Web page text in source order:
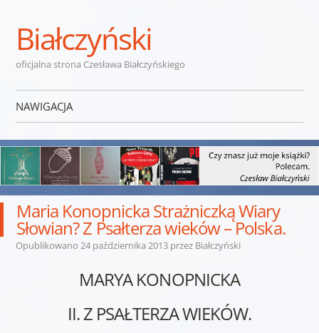
Białczyński
oficjalna strona Czesława Białczyńskiego
NAWIGACJA
Maria Konopnicka Strażniczką Wiary
Słowian? Z Psałterza wieków – Polska.
Opublikowano 24 października 2013przez Białczyński
MARYA KONOPNICKA
II. Z PSAŁTERZA WIEKÓW.